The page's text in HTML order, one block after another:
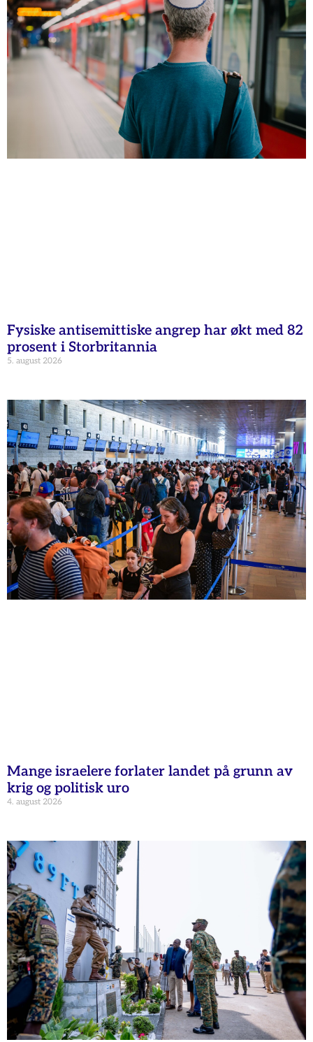
Fysiske antisemittiske angrep har økt med 82
prosent i Storbritannia
5. august 2026
Mange israelere forlater landet på grunn av
krig og politisk uro
4. august 2026